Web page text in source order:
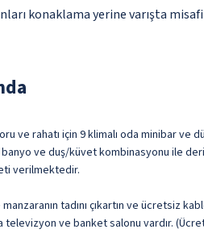
konaklama yerine varışta
ve rahatı için 9 klimalı oda minibar
banyo ve duş/küvet kombinasyonu ile
verilmektedir.
manzaranın tadını çıkartın ve ücretsiz
ve banket salonu vardır.